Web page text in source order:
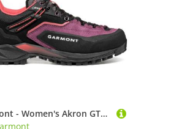
Garmont - Women's Akron GTX - Approachschuhe Gr 38 schwarz